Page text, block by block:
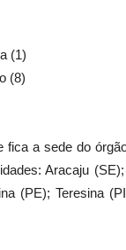
(1)
(8)
fica a sede do
Aracaju
(PE); Teresina